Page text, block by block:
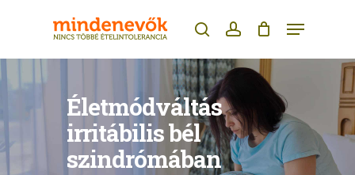
content
searchaccount
Menu
Életmódváltás
irritábilis bél
szindrómában